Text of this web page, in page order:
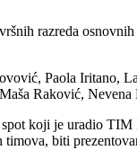
razreda
Paola
Raković, Nevena
koji je uradio
biti